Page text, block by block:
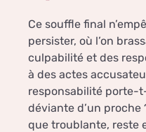
Ce souffle final
persister, où l’on
culpabilité et des
à des actes
responsabilité porte-
déviante d’un proche
que troublante, reste